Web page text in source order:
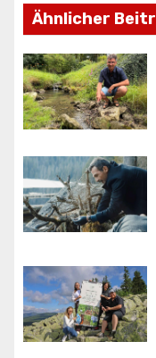
r
a
g
s
n
a
v
i
g
a
Ähnlicher